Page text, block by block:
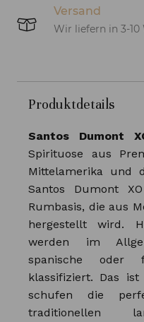
Versand
Wir liefern in 3-10
Produktdetails
Santos Dumont
Spirituose aus
Mittelamerika und
Santos Dumont
Rumbasis, die aus
hergestellt wird.
werden im
spanische oder
klassifiziert. Das
schufen die
traditionellen